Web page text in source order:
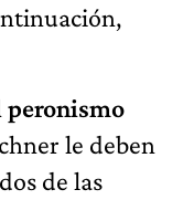
peronismo
le deben
de las